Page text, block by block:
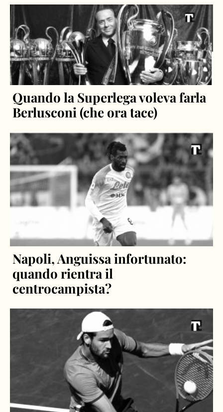
Quando la Superlega voleva farla
Berlusconi (che ora tace)
Napoli, Anguissa infortunato:
quando rientra il
centrocampista?